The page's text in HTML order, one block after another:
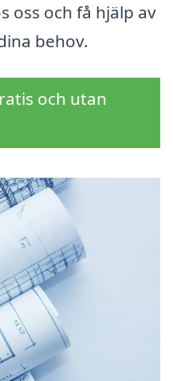
oss och få hjälp av
behov.
och utan